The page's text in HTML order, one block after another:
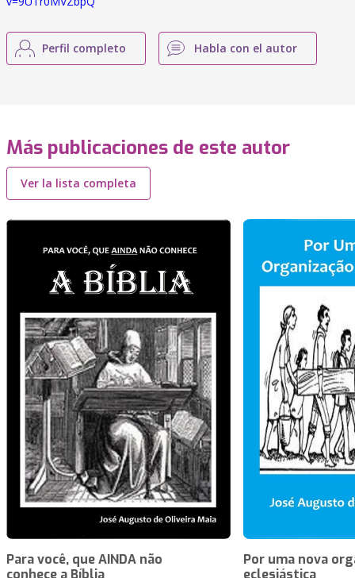
Perfil completo Habla con el autor
Más publicaciones de este autor
Ver la lista completa
Para você, que AINDA não
conhece a Bíblia
Por uma nova
eclesiástica